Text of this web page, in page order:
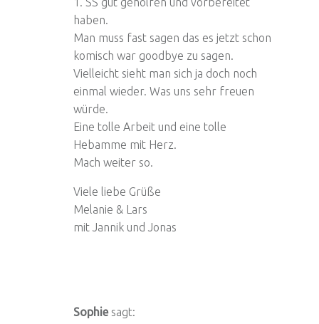
haben.
Man muss fast sagen das es jetzt schon
komisch war goodbye zu sagen.
Vielleicht sieht man sich ja doch noch
einmal wieder. Was uns sehr freuen
würde.
Eine tolle Arbeit und eine tolle
Hebamme mit Herz.
Mach weiter so.
Viele liebe Grüße
Melanie & Lars
mit Jannik und Jonas
Sophie sagt: